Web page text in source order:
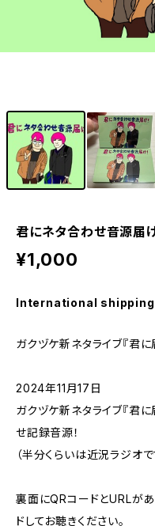
君にネタ合わせ音源届け
¥1,000
International
ガクヅケ新ネタライブ『君に
2024年11月17日
ガクヅケ新ネタライブ『君
せ記録音源！
（半分くらいは近況ラジオで
裏面にQRコードとURLが
ドしてお聴きください。